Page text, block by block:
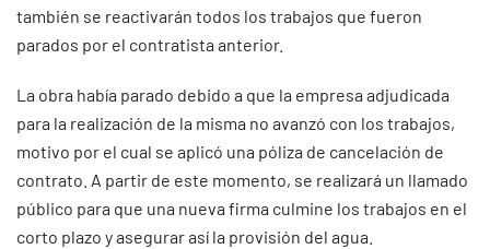
también se reactivarán todos los trabajos que fueron
parados por el contratista anterior.
La obra había parado debido a que la empresa adjudicada
para la realización de la misma no avanzó con los trabajos,
motivo por el cual se aplicó una póliza de cancelación de
contrato. A partir de este momento, se realizará un llamado
público para que una nueva firma culmine los trabajos en el
corto plazo y asegurar así la provisión del agua.